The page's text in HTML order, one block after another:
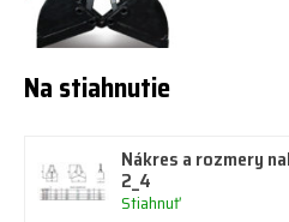
Na stiahnutie
Nákres a rozmery
2_4
Stiahnuť